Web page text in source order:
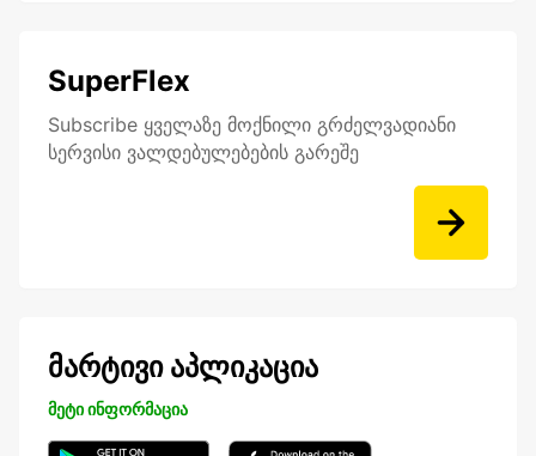
SuperFlex
Subscribe ყველაზე მოქნილი გრძელვადიანი
სერვისი ვალდებულებების გარეშე
მარტივი აპლიკაცია
მეტი ინფორმაცია